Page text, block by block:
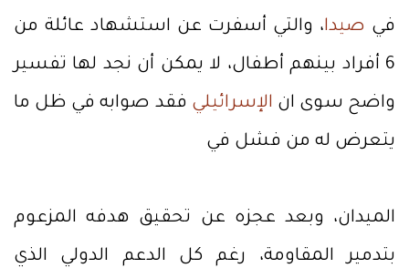
في صيدا، والتي أسفرت عن استشهاد عائلة من
6 أفراد بينهم أطفال، لا يمكن أن نجد لها تفسير
واضح سوى ان الإسرائيلي فقد صوابه في ظل ما
يتعرض له من فشل في
الميدان، وبعد عجزه عن تحقيق هدفه المزعوم
بتدمير المقاومة، رغم كل الدعم الدولي الذي